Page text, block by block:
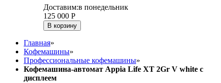
Доставим:в понедельник
125 000 Р
В корзину
Главная»
Кофемашины»
Профессиональные кофемашины»
Кофемашина-автомат Appia Life XT 2Gr V white с
дисплеем